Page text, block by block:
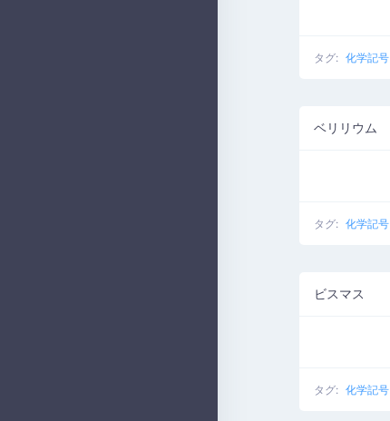
タグ: 化学記号
ベリリウム
タグ: 化学記号
ビスマス
タグ: 化学記号